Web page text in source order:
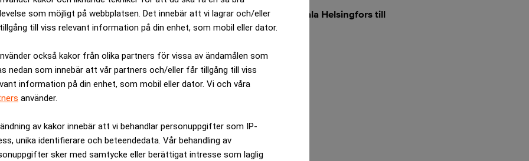
som möjligt på webbplatsen. Det innebär att vi lagrar och/eller
till viss relevant information på din enhet, som mobil eller dator.
också kakor från olika partners för vissa av ändamålen som
nedan som innebär att vår partners och/eller får tillgång till viss
information på din enhet, som mobil eller dator. Vi och våra
använder.
av kakor innebär att vi behandlar personuppgifter som IP-
unika identifierare och beteendedata. Vår behandling av
sker med samtycke eller berättigat intresse som laglig
Stockmann har ingått avtal om att sälja sin varuhusfastighet i centrala Helsingfors till
ANNONS